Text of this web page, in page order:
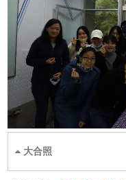
大合照